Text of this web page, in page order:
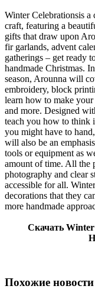
Winter Celebrationsis a
craft, featuring a
gifts that draw upon
fir garlands, advent
gatherings – get ready
handmade Christmas.
season, Arounna will
embroidery, block
learn how to make
and more. Designed
teach you how to think
you might have to
will also be an
tools or equipment as
amount of time. All the
photography and clear
accessible for all.
decorations that they
more handmade
Скачать
Похожие новости